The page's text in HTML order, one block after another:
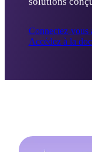
Connectez-vous
Accédez à la